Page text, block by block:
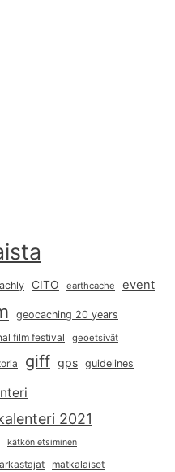
CITO earthcache event
geocaching 20 years
film festival geoetsivät
giff gps guidelines
2021
kätkön etsiminen
matkalaiset